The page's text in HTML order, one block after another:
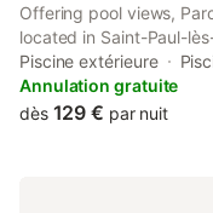
Offering pool views,
located in Saint-Paul-
6.5 km from Sainte-
features a private pool,
Piscine extérieure
Annulation gratuite
dès 129 € par nuit